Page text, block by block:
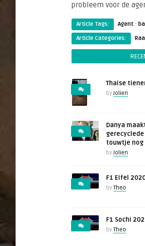
probleem voor de
Article Tags: Agent ·
Article Categories:
Thaise
byJolien
Danya
touwtje nog
byJolien
F1 Eifel
by Theo
F1 Sochi
by Theo